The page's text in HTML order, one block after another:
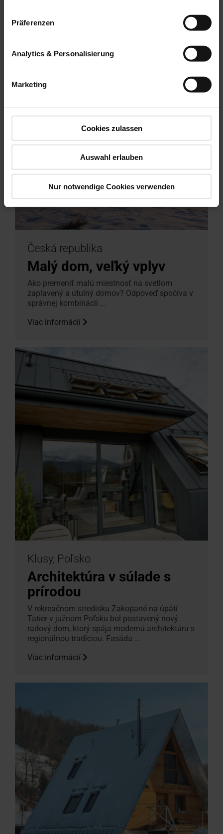
Präferenzen
Analytics & Personalisierung
Marketing
Cookies zulassen
Auswahl erlauben
Nur notwendige Cookies verwenden
Česká republika
Malý dom, veľký vplyv
Ako premeniť malú miestnosť na svetlom
zaplavený a útulný domov? Odpoveď spočíva v
správnej kombinácii ...
Viac informácií
Klusy, Poľsko
Architektúra v súlade s
prírodou
V rekreačnom stredisku Zakopané na úpätí
Tatier v južnom Poľsku bol postavený nový
radový dom, ktorý spája modernú architektúru s
regionálnou tradíciou. Fasáda ...
Viac informácií